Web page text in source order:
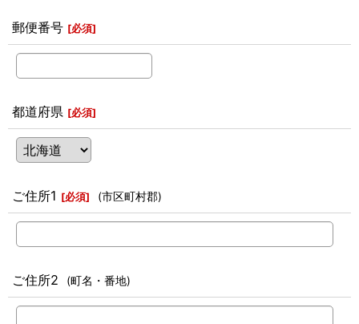
郵便番号 [必須]
都道府県 [必須]
ご住所1 [必須] (市区町村郡)
ご住所2 (町名・番地)